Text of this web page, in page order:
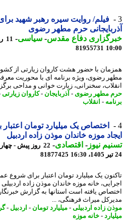
فیلم/ روایت سیره رهبر شهید برای
حرم مطهر رضوی
دفاع مقدس-سیاسی-
81955731
با حضور هشت کاروان زیارتی از کشور های
رضوی، ویژه برنامه ای با محوریت معرفی
سخنرانی، زیارت خوانی و مداحی برگزار ...
مطهر رضوی-آذربایجان-کاروان زیارتی-
-انقلاب
اختصاص یک میلیارد تومان اعتبار
موزه خاندان موذن زاده اردبیل
نیوز-اقتصادی-
22 روز پیش -
81877425
یک میلیارد تومان اعتبار برای شروع عملیات
خانه موزه خاندان موذن زاده اردبیلی
یافته است استانها به گزارش خبرنگار
میراث فرهنگی، ...
زاده اردبیلی-میلیارد تومان-اردبیل -
-خانه موزه